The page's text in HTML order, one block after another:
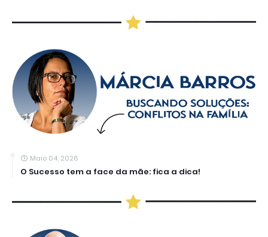
Maio 04, 2026
O Sucesso tem a face da mãe: fica a dica!